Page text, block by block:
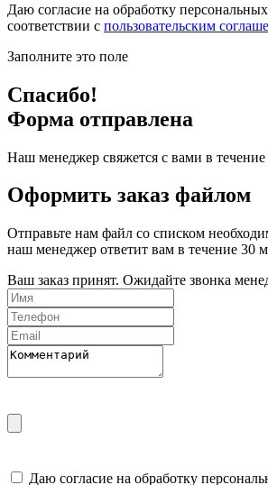
Даю согласие на обработку
соответствии с пользовательским
Заполните это поле
Спасибо!
Форма отправлена
Наш менеджер свяжется с вами в
Оформить заказ файлом
Отправьте нам файл со списком
наш менеджер ответит вам в течение 30
Ваш заказ принят. Ожидайте звонка
Даю согласие на обработку